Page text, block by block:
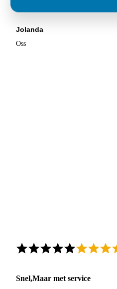
Jolanda
Oss
Snel,Maar met service